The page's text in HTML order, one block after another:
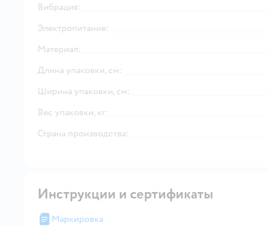
Вибрация:
Электропитание:
Материал:
Длина упаковки, см:
Ширина упаковки, см:
Вес упаковки, кг:
Страна производства:
Инструкции и сертификаты
Маркировка